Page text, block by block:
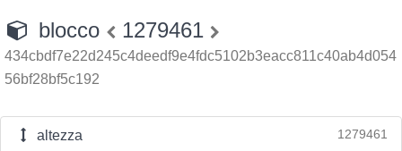
blocco 1279461
434cbdf7e22d245c4deedf9e4fdc5102b3eacc811c40ab4d054
56bf28bf5c192
altezza 1279461